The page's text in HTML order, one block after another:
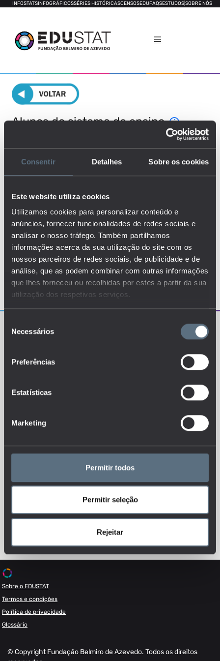
Consentir Detalhes Sobre os cookies
Este website utiliza cookies
Utilizamos cookies para personalizar conteúdo e
anúncios, fornecer funcionalidades de redes sociais e
analisar o nosso tráfego. Também partilhamos
informações acerca da sua utilização do site com os
nossos parceiros de redes sociais, de publicidade e de
análise, que as podem combinar com outras informações
que lhes forneceu ou recolhidas por estes a partir da sua
utilização dos respetivos serviços.
Necessários
Preferências
Estatísticas
Marketing
Permitir todos
Permitir seleção
Rejeitar
INFOSTATSINFOGRÁFICOSSÉRIES HISTÓRICASCENSOSEDUFAQSESTUDOSSOBRE NÓS
Alunos do sistema de ensino
ENSINO NÃO SUPERIOR ENSINO PÓS-SECUNDÁRIO
conhecimento da situação atual, tendências de
Esteja sempre a par das novidades, siga-nos nas redes sociais.
Sobre o EDUSTAT
Termos e condições
Política de privacidade
Glossário
© Copyright Fundação Belmiro de Azevedo. Todos os direitos